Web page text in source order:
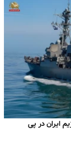
ایران در پی